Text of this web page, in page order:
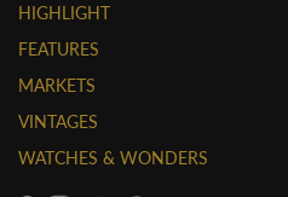
HIGHLIGHT
FEATURES
MARKETS
VINTAGES
WATCHES & WONDERS